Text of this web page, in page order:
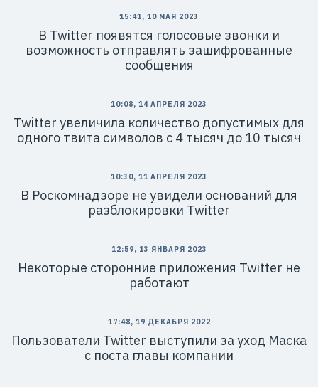
15:41, 10 МАЯ 2023
В Twitter появятся голосовые звонки и
возможность отправлять зашифрованные
сообщения
10:08, 14 АПРЕЛЯ 2023
Twitter увеличила количество допустимых для
одного твита символов с 4 тысяч до 10 тысяч
10:30, 11 АПРЕЛЯ 2023
В Роскомнадзоре не увидели оснований для
разблокировки Twitter
12:59, 13 ЯНВАРЯ 2023
Некоторые сторонние приложения Twitter не
работают
17:48, 19 ДЕКАБРЯ 2022
Пользователи Twitter выступили за уход Маска
с поста главы компании